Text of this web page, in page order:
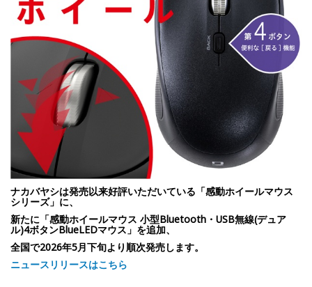
ナカバヤシは発売以来好評いただいている「感動ホイールマウス
シリーズ」に、
新たに「感動ホイールマウス 小型Bluetooth・USB無線(デュア
ル)4ボタンBlueLEDマウス」を追加、
全国で2026年5月下旬より順次発売します。
ニュースリリースはこちら